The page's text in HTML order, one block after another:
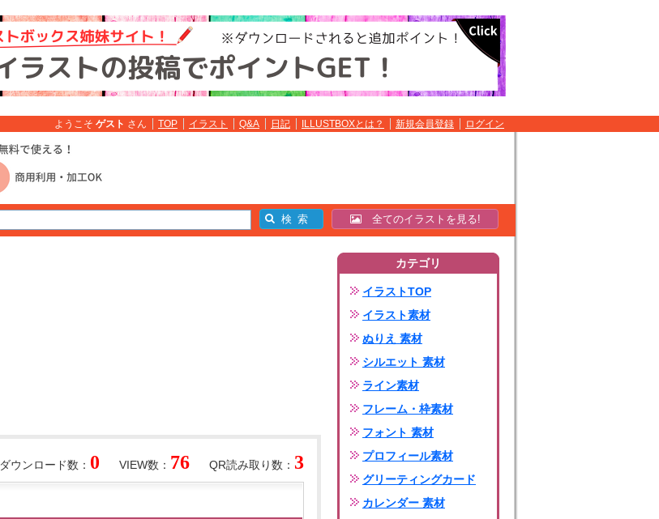
ようこそ ゲスト さん TOP イラスト Q&A 日記 ILLUSTBOXとは？ 新規会員登録 ログイン
全てのイラストを見る!
QR読み取り数： 3
VIEW数： 76
ダウンロード数： 0
カテゴリ
イラストTOP
イラスト素材
ぬりえ 素材
シルエット 素材
ライン素材
フレーム・枠素材
フォント 素材
プロフィール素材
グリーティングカード
カレンダー 素材